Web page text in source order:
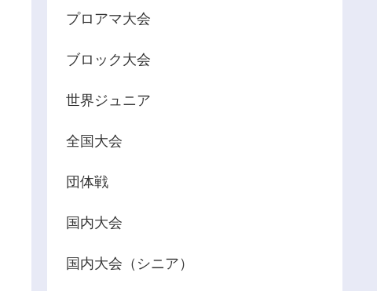
プロアマ大会
ブロック大会
世界ジュニア
全国大会
団体戦
国内大会
国内大会（シニア）